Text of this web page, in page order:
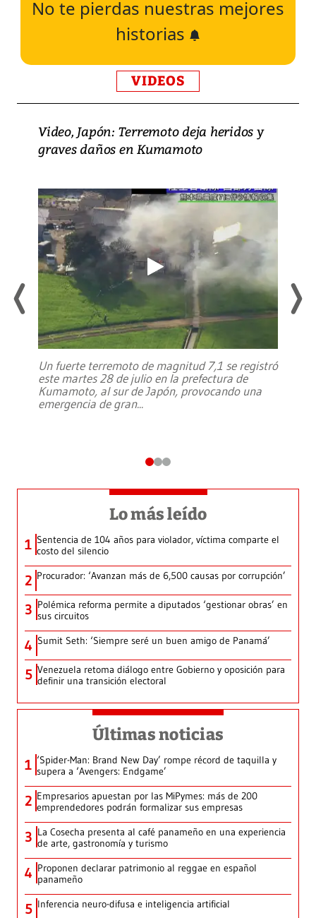
No te pierdas nuestras mejores
historias
VIDEOS
Video, Japón: Terremoto deja heridos y
graves daños en Kumamoto
Un fuerte terremoto de magnitud 7,1 se registró
este martes 28 de julio en la prefectura de
Kumamoto, al sur de Japón, provocando una
emergencia de gran...
Lo más leído
1 Sentencia de 104 años para violador, víctima comparte el
costo del silencio
2 Procurador: ‘Avanzan más de 6,500 causas por corrupción’
3 Polémica reforma permite a diputados ‘gestionar obras’ en
sus circuitos
4 Sumit Seth: ‘Siempre seré un buen amigo de Panamá’
5 Venezuela retoma diálogo entre Gobierno y oposición para
definir una transición electoral
Últimas noticias
1 ‘Spider-Man: Brand New Day’ rompe récord de taquilla y
supera a ‘Avengers: Endgame’
2 Empresarios apuestan por las MiPymes: más de 200
emprendedores podrán formalizar sus empresas
3 La Cosecha presenta al café panameño en una experiencia
de arte, gastronomía y turismo
4 Proponen declarar patrimonio al reggae en español
panameño
5 Inferencia neuro-difusa e inteligencia artificial